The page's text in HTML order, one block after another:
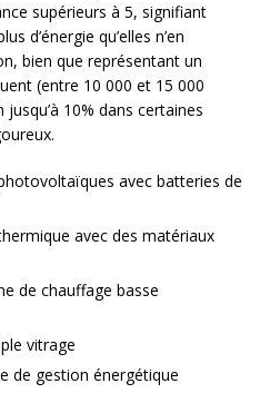
supérieurs à 5, signifiant
d’énergie qu’elles n’en
bien que représentant un
(entre 10 000 et 15 000
10% dans certaines
avec batteries de
avec des matériaux
de chauffage basse
vitrage
de gestion énergétique